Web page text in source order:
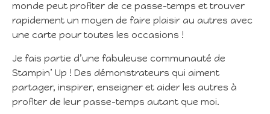
monde peut profiter de ce passe-temps et trouver
rapidement un moyen de faire plaisir au autres avec
une carte pour toutes les occasions !
Je fais partie d’une fabuleuse communauté de
Stampin’ Up ! Des démonstrateurs qui aiment
partager, inspirer, enseigner et aider les autres à
profiter de leur passe-temps autant que moi.